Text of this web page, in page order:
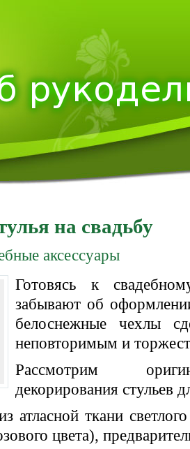
на свадьбу
аксессуары
Готовясь к
забывают об
белоснежные чехлы
неповторимым и
Рассмотрим
декорирования стульев
атласной ткани
цвета),